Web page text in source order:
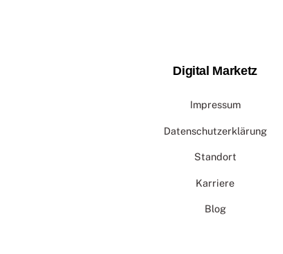
Digital Marketz
Impressum
Datenschutzerklärung
Standort
Karriere
Blog